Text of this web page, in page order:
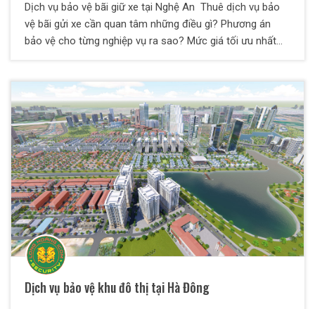
Dịch vụ bảo vệ bãi giữ xe tại Nghệ An Thuê dịch vụ bảo
vệ bãi gửi xe cần quan tâm những điều gì? Phương án
bảo vệ cho từng nghiệp vụ ra sao? Mức giá tối ưu nhất
toàn bộ các thắc mắc trên dành cho quý vị. Cùng chúng
tôi tìm hiểu chi tiết nhé.
Dịch vụ bảo vệ khu đô thị tại Hà Đông